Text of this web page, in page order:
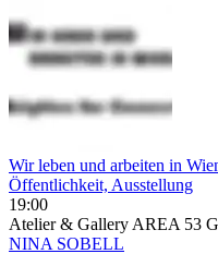
Wir leben und arbeiten in
Öffentlichkeit, Ausstellung
19:00
Atelier & Gallery AREA 53
NINA SOBELL